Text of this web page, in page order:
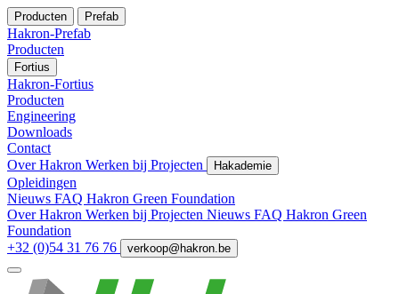
Producten Prefab
Hakron-Prefab
Producten
Fortius
Hakron-Fortius
Producten
Engineering
Downloads
Contact
Over Hakron Werken bij Projecten Hakademie
Opleidingen
Nieuws FAQ Hakron Green Foundation
Over Hakron Werken bij Projecten Nieuws FAQ Hakron Green
Foundation
+32 (0)54 31 76 76
verkoop@hakron.be